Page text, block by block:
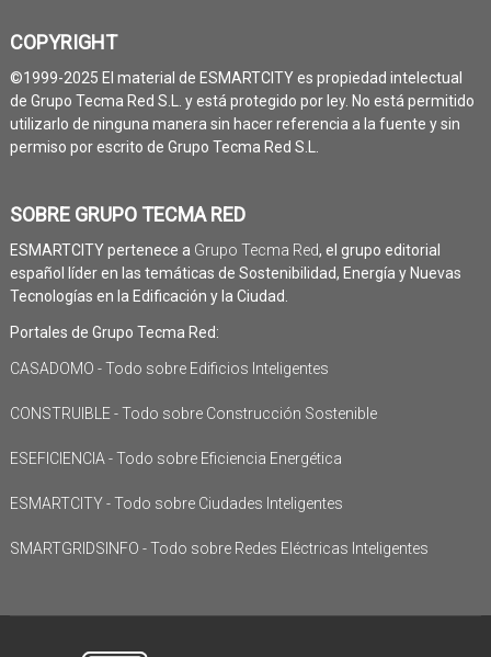
COPYRIGHT
©1999-2025 El material de ESMARTCITY es propiedad intelectual
de Grupo Tecma Red S.L. y está protegido por ley. No está permitido
utilizarlo de ninguna manera sin hacer referencia a la fuente y sin
permiso por escrito de Grupo Tecma Red S.L.
SOBRE GRUPO TECMA RED
ESMARTCITY pertenece a Grupo Tecma Red, el grupo editorial
español líder en las temáticas de Sostenibilidad, Energía y Nuevas
Tecnologías en la Edificación y la Ciudad.
Portales de Grupo Tecma Red:
CASADOMO - Todo sobre Edificios Inteligentes
CONSTRUIBLE - Todo sobre Construcción Sostenible
ESEFICIENCIA - Todo sobre Eficiencia Energética
ESMARTCITY - Todo sobre Ciudades Inteligentes
SMARTGRIDSINFO - Todo sobre Redes Eléctricas Inteligentes